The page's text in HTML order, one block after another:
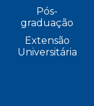
Pós-
graduação
Extensão
Universitária